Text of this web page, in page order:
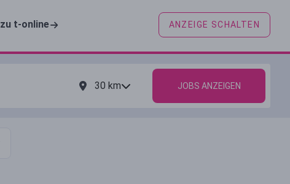
zu t-online ANZEIGE SCHALTEN
30 km JOBS ANZEIGEN